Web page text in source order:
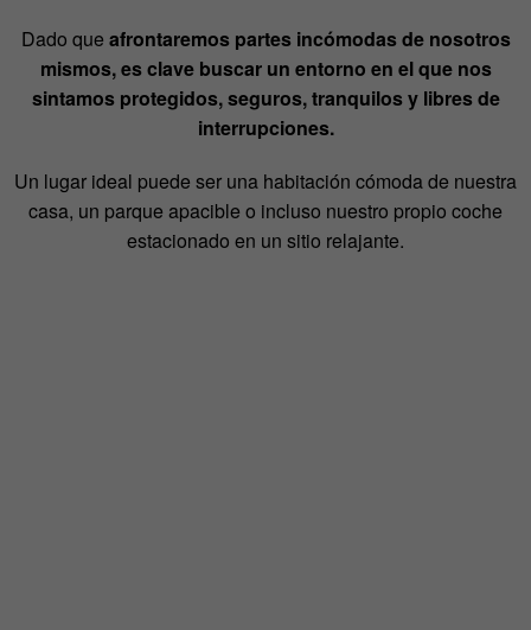
Dado que afrontaremos partes incómodas de nosotros
mismos, es clave buscar un entorno en el que nos
sintamos protegidos, seguros, tranquilos y libres de
interrupciones.
Un lugar ideal puede ser una habitación cómoda de nuestra
casa, un parque apacible o incluso nuestro propio coche
estacionado en un sitio relajante.